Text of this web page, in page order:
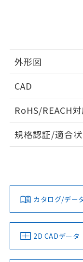
外形図
CAD
ドすることがで
ダウンロードデータ
みください。
ソフトウェアの使用条件
RoHS/REACH
EU RoHS 注意事
対応済み
中国 RoHS 注意事
規格認証/適合
LR型式承認
（イギリス
船舶規格）
（
No No
カタログ/デー
2D CADデータ
マイパ
登録さ
および
引・商
をご了
※当社
月が前後す
下記の非含有
とができます
EU RoHS指
ものではあ
また、RoHS
物質の対応
既に当社に
しているこ
り、2022年1
質が外部に
及ぼさない年
「－」：未
空
受